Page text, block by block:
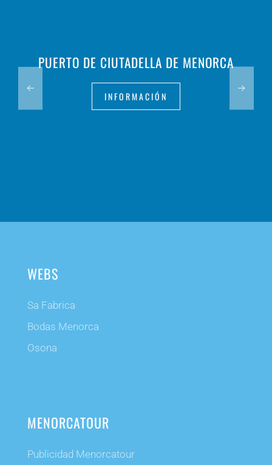
PUERTO DE CIUTADELLA DE MENORCA
INFORMACIÓN
WEBS
Sa Fabrica
Bodas Menorca
Osona
MENORCATOUR
Publicidad Menorcatour